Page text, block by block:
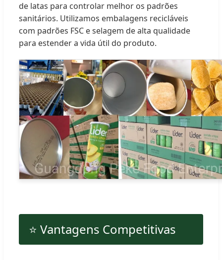
de latas para controlar melhor os padrões
sanitários. Utilizamos embalagens recicláveis
com padrões FSC e selagem de alta qualidade
para estender a vida útil do produto.
⭐ Vantagens Competitivas